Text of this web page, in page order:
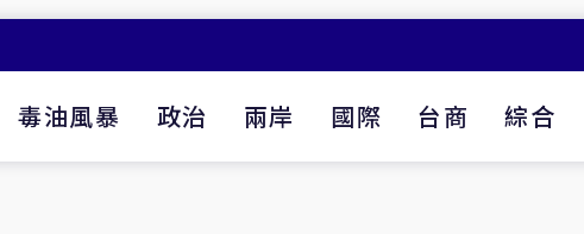
毒油風暴 政治 兩岸 國際 台商 綜合